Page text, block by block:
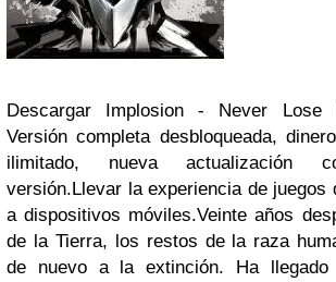
Descargar Implosion - Never Lose
Versión completa desbloqueada,
ilimitado, nueva actualización
versión.Llevar la experiencia de juegos
a dispositivos móviles.Veinte años
de la Tierra, los restos de la raza
de nuevo a la extinción. Ha llegado